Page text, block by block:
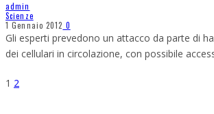
admin
Scienze
1 Gennaio 2012 0
Gli esperti prevedono un attacco da parte di
dei cellulari in circolazione, con possibile
1 2